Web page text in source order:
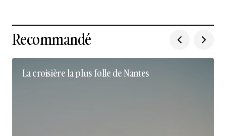
Recommandé
La croisière la plus folle de Nantes